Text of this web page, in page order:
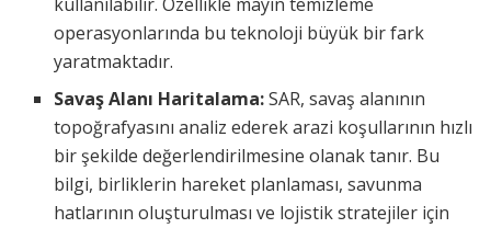
operasyonlarında bu teknoloji büyük bir fark
yaratmaktadır.
Savaş Alanı Haritalama:SAR, savaş alanının
topoğrafyasını analiz ederek arazi koşullarının hızlı
bir şekilde değerlendirilmesine olanak tanır. Bu
bilgi, birliklerin hareket planlaması, savunma
hatlarının oluşturulması ve lojistik stratejiler için